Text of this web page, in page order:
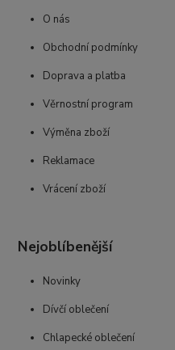
O nás
Obchodní podmínky
Doprava a platba
Věrnostní program
Výměna zboží
Reklamace
Vrácení zboží
Nejoblíbenější
Novinky
Dívčí oblečení
Chlapecké oblečení